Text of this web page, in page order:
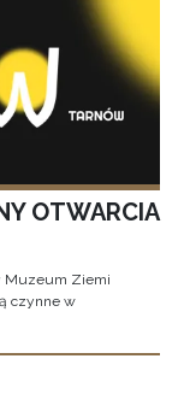
OTWARCIA
Muzeum Ziemi
czynne w